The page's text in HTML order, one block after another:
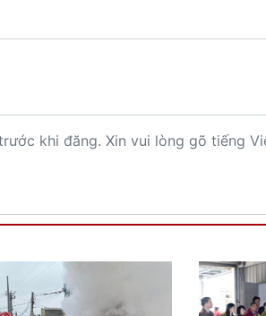
khi đăng. Xin vui lòng gõ tiếng